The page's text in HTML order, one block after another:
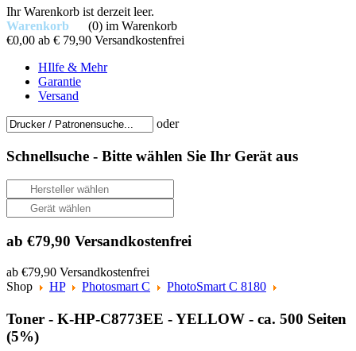
Ihr Warenkorb ist derzeit leer.
Warenkorb
(0) im Warenkorb
€0,00 ab € 79,90 Versandkostenfrei
HIlfe & Mehr
Garantie
Versand
oder
Schnellsuche - Bitte wählen Sie Ihr Gerät aus
ab €79,90 Versandkostenfrei
ab €79,90 Versandkostenfrei
Shop
HP Photosmart C PhotoSmart C 8180
Toner - K-HP-C8773EE - YELLOW - ca. 500 Seiten
(5%)